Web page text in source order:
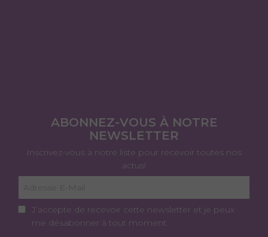
ABONNEZ-VOUS À NOTRE
NEWSLETTER
Inscrivez-vous à notre liste pour recevoir toutes nos
actus!
J’accepte de recevoir cette newsletter et je peux
me désabonner à tout moment.